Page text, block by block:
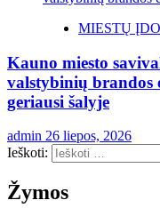
MIESTŲ
Kauno miesto
valstybinių brandos
geriausi šalyje
admin 26 liepos, 2026
Ieškoti:
Žymos